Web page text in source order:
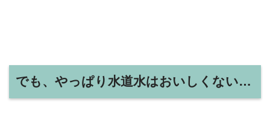
でも、やっぱり水道水はおいしくない…